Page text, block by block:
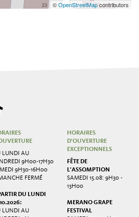
©OpenStreetMapcontributors
LUNDI AU
9H00-17H30
9H30-16H00
FERMÉ
DU LUNDI
LUNDI AU
HORAIRES
D'OUVERTURE
EXCEPTIONNELS
FÊTE DE
L'ASSOMPTION
SAMEDI 15.08: 9H30 -
13H00
MERANO GRAPE
FESTIVAL